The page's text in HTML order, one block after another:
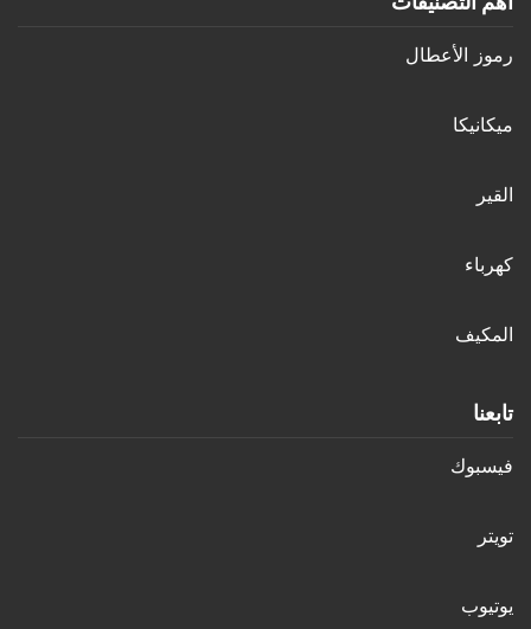
رموز الأعطال
ميكانيكا
القير
كهرباء
المكيف
تابعنا
فيسبوك
تويتر
يوتيوب